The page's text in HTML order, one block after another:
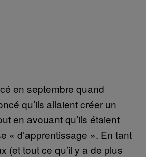
en septembre quand
qu’ils allaient créer un
en avouant qu’ils étaient
« d’apprentissage ». En tant
(et tout ce qu’il y a de plus